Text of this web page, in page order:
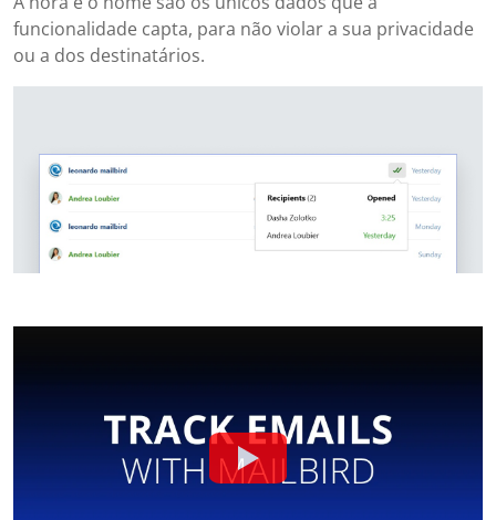
funcionalidade capta, para não violar a sua privacidade
ou a dos destinatários.